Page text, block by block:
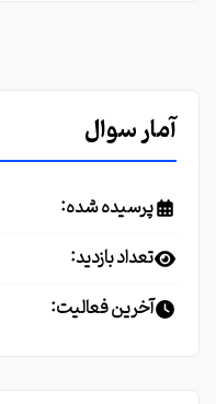
آمار سوال
پرسیده شده:
تعداد بازدید:
آخرین فعالیت: